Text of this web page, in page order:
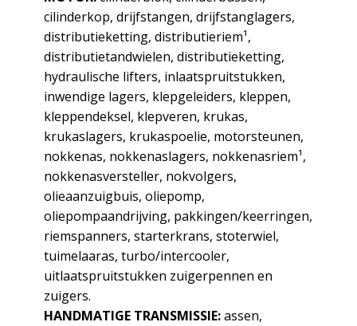
cilinderkop, drijfstangen, drijfstanglagers,
distributieketting, distributieriem¹,
distributietandwielen, distributieketting,
hydraulische lifters, inlaatspruitstukken,
inwendige lagers, klepgeleiders, kleppen,
kleppendeksel, klepveren, krukas,
krukaslagers, krukaspoelie, motorsteunen,
nokkenas, nokkenaslagers, nokkenasriem¹,
nokkenasversteller, nokvolgers,
olieaanzuigbuis, oliepomp,
oliepompaandrijving, pakkingen/keerringen,
riemspanners, starterkrans, stoterwiel,
tuimelaaras, turbo/intercooler,
uitlaatspruitstukken zuigerpennen en
zuigers.
HANDMATIGE TRANSMISSIE:assen,